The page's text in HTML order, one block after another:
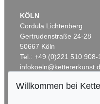
Auktion 433 - Lot 904
KÖLN
Cordula Lichtenberg
Gertrudenstraße 24-28
50667 Köln
Tel.: +49 (0)221 510 908-
Willkommen bei